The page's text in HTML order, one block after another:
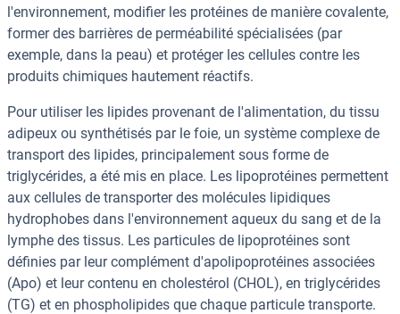
l'environnement, modifier les protéines de manière covalente,
former des barrières de perméabilité spécialisées (par
exemple, dans la peau) et protéger les cellules contre les
produits chimiques hautement réactifs.
Pour utiliser les lipides provenant de l'alimentation, du tissu
adipeux ou synthétisés par le foie, un système complexe de
transport des lipides, principalement sous forme de
triglycérides, a été mis en place. Les lipoprotéines permettent
aux cellules de transporter des molécules lipidiques
hydrophobes dans l'environnement aqueux du sang et de la
lymphe des tissus. Les particules de lipoprotéines sont
définies par leur complément d'apolipoprotéines associées
(Apo) et leur contenu en cholestérol (CHOL), en triglycérides
(TG) et en phospholipides que chaque particule transporte.